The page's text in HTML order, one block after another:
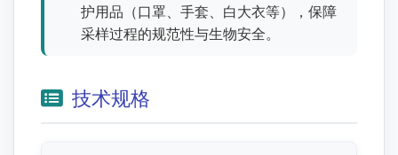
护用品（口罩、手套、白大衣等），保障
采样过程的规范性与生物安全。
技术规格